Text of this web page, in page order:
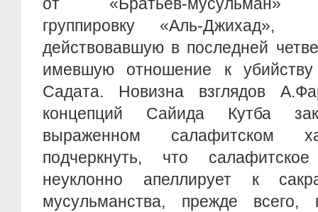
группировку «Аль-Джихад»,
действовавшую в последней
имевшую отношение к
Садата. Новизна взглядов
концепций Сайида Кутба
выраженном салафитском
подчеркнуть, что
неуклонно апеллирует к
мусульманства, прежде